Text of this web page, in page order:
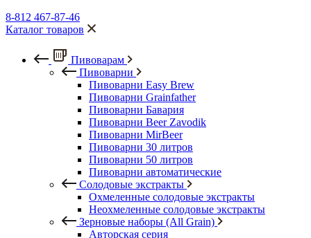
8-812 467-87-46
Каталог товаров
Пивоварам
Пивоварни
Пивоварни Easy Brew
Пивоварни Grainfather
Пивоварни Бавария
Пивоварни Beer Zavodik
Пивоварни MirBeer
Пивоварни 30 литров
Пивоварни 50 литров
Пивоварни автоматические
Солодовые экстракты
Охмеленные солодовые экстракты
Неохмеленные солодовые экстракты
Зерновые наборы (All Grain)
Авторская серия